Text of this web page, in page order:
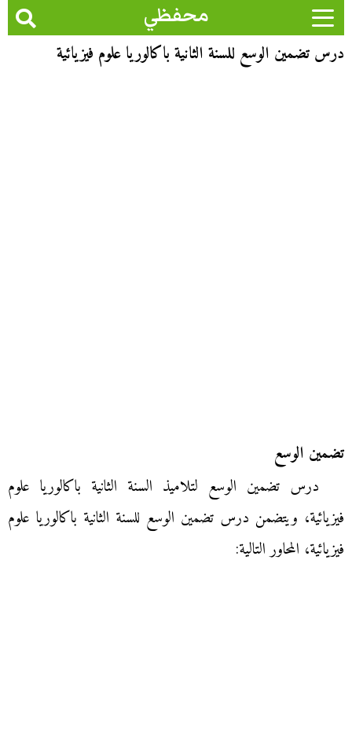
محفظي
درس تضمين الوسع للسنة الثانية باكالوريا علوم فيزيائية
تضمين الوسع
درس تضمين الوسع لتلاميذ السنة الثانية باكالوريا علوم
فيزيائية، ويتضمن درس تضمين الوسع للسنة الثانية باكالوريا علوم
فيزيائية، المحاور التالية: